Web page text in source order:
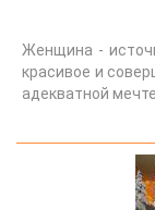
Женщина -
красивое и
адекватной